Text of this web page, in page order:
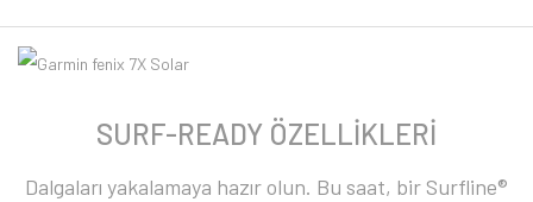
SURF-READY ÖZELLİKLERİ
Dalgaları yakalamaya hazır olun. Bu saat, bir Surfline®